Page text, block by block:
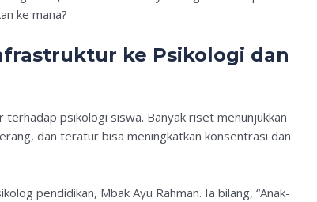
ke mana?
ke Psikologi dan
psikologi siswa. Banyak riset menunjukkan
dan teratur bisa meningkatkan konsentrasi dan
pendidikan, Mbak Ayu Rahman. Ia bilang, “Anak-